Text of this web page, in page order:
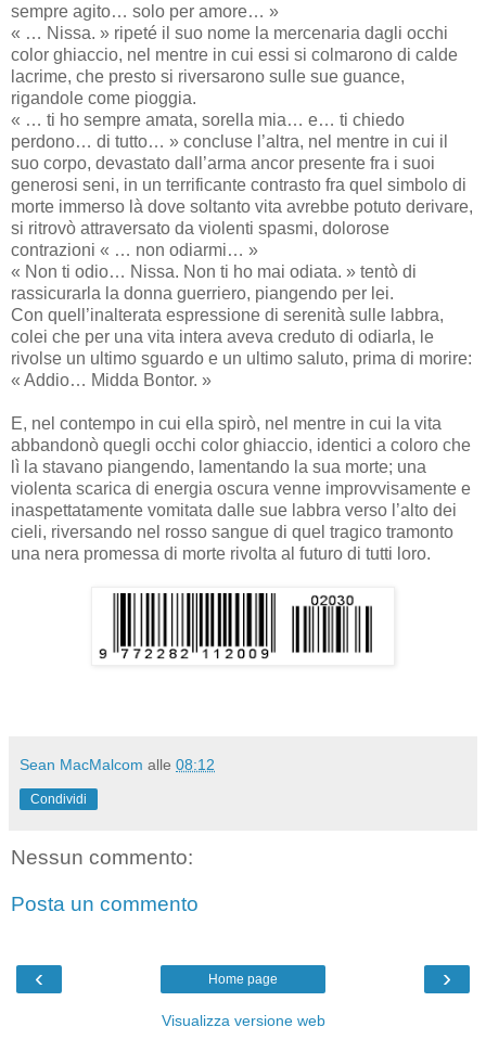
sempre agito… solo per amore… »
« … Nissa. » ripeté il suo nome la mercenaria dagli occhi
color ghiaccio, nel mentre in cui essi si colmarono di calde
lacrime, che presto si riversarono sulle sue guance,
rigandole come pioggia.
« … ti ho sempre amata, sorella mia… e… ti chiedo
perdono… di tutto… » concluse l’altra, nel mentre in cui il
suo corpo, devastato dall’arma ancor presente fra i suoi
generosi seni, in un terrificante contrasto fra quel simbolo di
morte immerso là dove soltanto vita avrebbe potuto derivare,
si ritrovò attraversato da violenti spasmi, dolorose
contrazioni « … non odiarmi… »
« Non ti odio… Nissa. Non ti ho mai odiata. » tentò di
rassicurarla la donna guerriero, piangendo per lei.
Con quell’inalterata espressione di serenità sulle labbra,
colei che per una vita intera aveva creduto di odiarla, le
rivolse un ultimo sguardo e un ultimo saluto, prima di morire:
« Addio… Midda Bontor. »
E, nel contempo in cui ella spirò, nel mentre in cui la vita
abbandonò quegli occhi color ghiaccio, identici a coloro che
lì la stavano piangendo, lamentando la sua morte; una
violenta scarica di energia oscura venne improvvisamente e
inaspettatamente vomitata dalle sue labbra verso l’alto dei
cieli, riversando nel rosso sangue di quel tragico tramonto
una nera promessa di morte rivolta al futuro di tutti loro.
Sean MacMalcom alle 08:12
Condividi
Nessun commento:
Posta un commento
‹ ›
Home page
Visualizza versione web